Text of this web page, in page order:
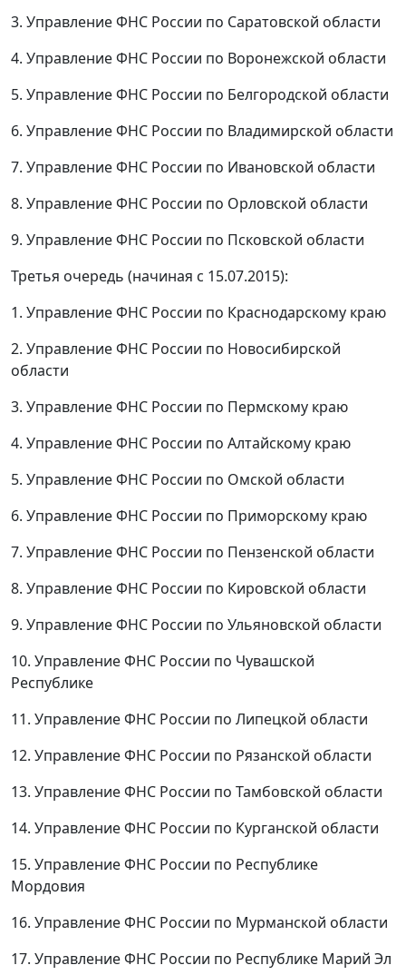
3. Управление ФНС России по Саратовской области
4. Управление ФНС России по Воронежской области
5. Управление ФНС России по Белгородской области
6. Управление ФНС России по Владимирской области
7. Управление ФНС России по Ивановской области
8. Управление ФНС России по Орловской области
9. Управление ФНС России по Псковской области
Третья очередь (начиная с 15.07.2015):
1. Управление ФНС России по Краснодарскому краю
2. Управление ФНС России по Новосибирской
области
3. Управление ФНС России по Пермскому краю
4. Управление ФНС России по Алтайскому краю
5. Управление ФНС России по Омской области
6. Управление ФНС России по Приморскому краю
7. Управление ФНС России по Пензенской области
8. Управление ФНС России по Кировской области
9. Управление ФНС России по Ульяновской области
10. Управление ФНС России по Чувашской
Республике
11. Управление ФНС России по Липецкой области
12. Управление ФНС России по Рязанской области
13. Управление ФНС России по Тамбовской области
14. Управление ФНС России по Курганской области
15. Управление ФНС России по Республике
Мордовия
16. Управление ФНС России по Мурманской области
17. Управление ФНС России по Республике Марий Эл